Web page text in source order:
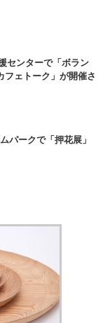
センターで「ボラン
フェトーク」が開催さ
パークで「押花展」